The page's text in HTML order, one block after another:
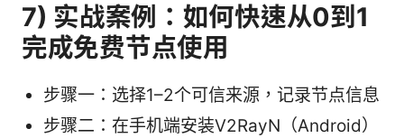
7) 实战案例：如何快速从0到1
完成免费节点使用
步骤一：选择1–2个可信来源，记录节点信息
步骤二：在手机端安装V2RayN（Android）